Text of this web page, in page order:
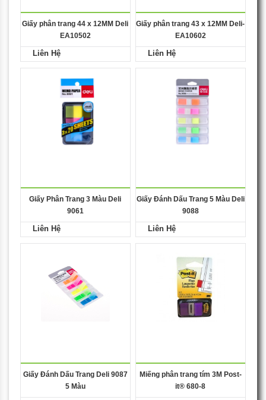
Giấy phân trang 44 x 12MM Deli
EA10502
Liên Hệ
Giấy phân trang 43 x 12MM Deli-
EA10602
Liên Hệ
Giấy Phân Trang 3 Màu Deli
9061
Liên Hệ
Giấy Đánh Dấu Trang 5 Màu Deli
9088
Liên Hệ
Giấy Đánh Dấu Trang Deli 9087
5 Màu
Miếng phân trang tím 3M Post-
it® 680-8